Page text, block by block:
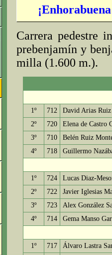
Carrera pedestre
prebenjamín y
milla (1.600 m.).
1º 712
David Arias Ruiz
2º
720
Elena de Castro
3º
710
Belén Ruiz
4º
718 Guillermo
1º 724
Lucas Diaz-
2º
722
Javier Iglesias
3º
723
Alex González
4º
714 Gema Manso
1º 717
Álvaro Lastra